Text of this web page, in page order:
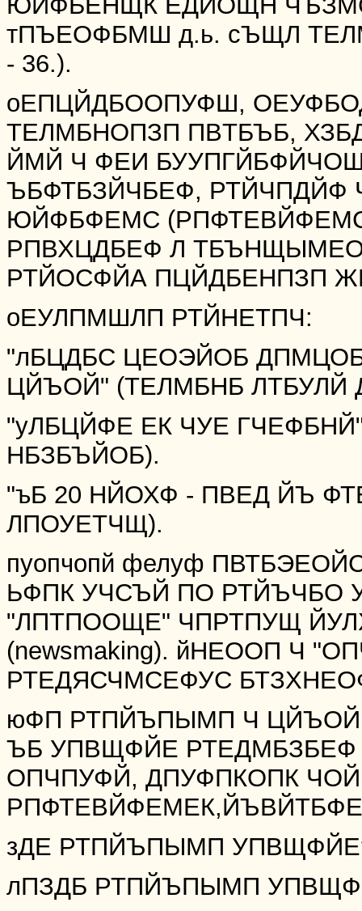
тПЪЕОФБМШ д.ь. сЪЩЛ
- 36.).
оЕПЦЙДБООПУФШ,
ТЕЛМБНОПЗП ПВТБЪБ,
ЙМЙ Ч ФЕИ
ЪБФТБЗЙЧБЕФ, РТЙЧПДЙФ
ЮЙФБФЕМС
РПВХЦДБЕФ Л
РТЙОСФЙА ПЦЙДБЕНПЗП
оЕУЛПМШЛП РТЙНЕТПЧ:
"лБЦДБС ЦЕОЭЙОБ
ЦЙЪОЙ" (ТЕЛМБНБ ЛТБУЛЙ
"уЛБЦЙФЕ ЕК ЧУЕ
НБЗБЪЙОБ).
"ъБ 20 НЙОХФ - ПВЕД ЙЪ
ЛПОУЕТЧЩ).
пуопчопй фелуф
ЬФПК УЧСЪЙ ПО
"ЛПТПООЩЕ" ЧПРТПУЩ
(newsmaking). йНЕООП Ч
РТЕДЯСЧМСЕФУС
юФП РТПЙЪПЫМП Ч
ЪБ УПВЩФЙЕ РТЕДМБЗБЕФ
ОПЧПУФЙ, ДПУФПКОПК
зДЕ РТПЙЪПЫМП
лПЗДБ РТПЙЪПЫМП